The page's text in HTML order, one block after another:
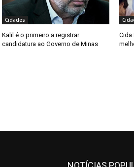
Cidades
Kalil é o primeiro a registrar
candidatura ao Governo de Minas
Cida